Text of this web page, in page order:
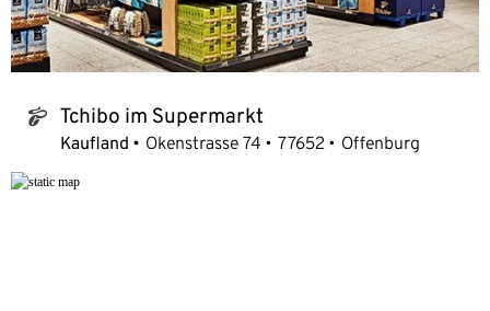
tchibo_logo Tchibo im Supermarkt
Kaufland Okenstrasse 74 77652 Offenburg